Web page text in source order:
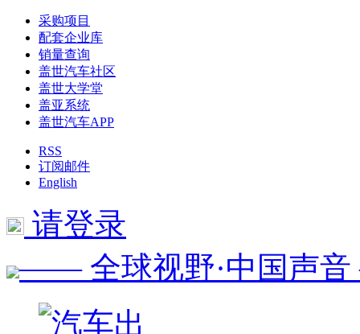
采购项目
配套企业库
销量查询
盖世汽车社区
盖世大学堂
盖亚系统
盖世汽车APP
RSS
订阅邮件
English
请登录
—— 全球视野·中国声